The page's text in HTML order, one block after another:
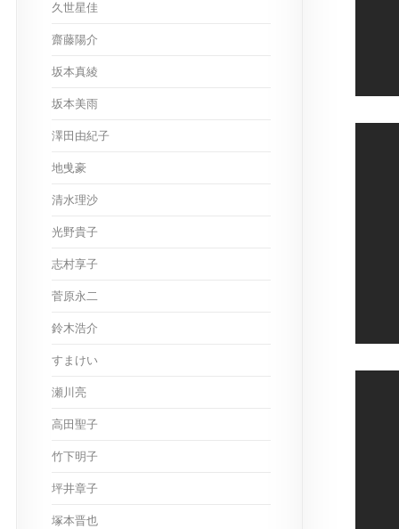
久世星佳
齋藤陽介
坂本真綾
坂本美雨
澤田由紀子
地曵豪
清水理沙
光野貴子
志村享子
菅原永二
鈴木浩介
すまけい
瀬川亮
高田聖子
竹下明子
坪井章子
塚本晋也